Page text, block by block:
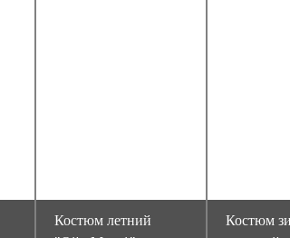
Костюм летний
Костюм